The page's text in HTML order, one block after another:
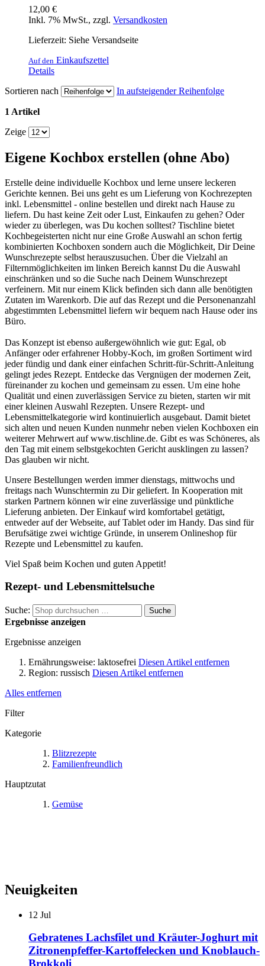
12,00 €
Inkl. 7% MwSt., zzgl. Versandkosten
Lieferzeit: Siehe Versandseite
Auf den Einkaufszettel
Details
Sortieren nach
In aufsteigender Reihenfolge
1 Artikel
Zeige
Eigene Kochbox erstellen (ohne Abo)
Erstelle deine individuelle Kochbox und lerne unsere leckeren
Gerichte kennen. Bei uns geht es um Lieferung von Kochrezepten
inkl. Lebensmittel - online bestellen und direkt nach Hause zu
liefern. Du hast keine Zeit oder Lust, Einkaufen zu gehen? Oder
wieder zu überlegen, was Du kochen solltest? Tischline bietet
Kochbegeisterten nicht nur eine Große Auswahl an schon fertig
kombinierten Kochboxen sondern auch die Möglichkeit, Dir Deine
Wunschrezepte selbst herauszusuchen. Über die Vielzahl an
Filternmöglichkeiten im linken Bereich kannst Du die Auswahl
einschränken und so die Suche nach Deinem Wunschrezept
verfeinern. Mit nur einem Klick befinden sich dann alle benötigten
Zutaten im Warenkorb. Die auf das Rezept und die Personenanzahl
abgestimmten Lebensmittel liefern wir bequem nach Hause oder ins
Büro.
Das Konzept ist ebenso außergewöhnlich wie gut: Egal, ob
Anfänger oder erfahrener Hobby-Koch, im großen Sortiment wird
jeder fündig und dank einer einfachen Schritt-für-Schritt-Anleitung
gelingt jedes Rezept. Entdecke das Vergnügen der modernen Zeit,
füreinander zu kochen und gemeinsam zu essen. Um eine hohe
Qualität und einen zuverlässigen Service zu bieten, starten wir mit
einer kleinen Auswahl Rezepten. Unsere Rezept- und
Lebensmittelkategorie wird kontinuierlich ausgebaut. Damit bietet
sich alten und neuen Kunden nunmehr neben vielen Kochboxen ein
weiterer Mehrwert auf www.tischline.de. Gibt es was Schöneres, als
den Tag mit einem selbstgekochten Gericht ausklingen zu lassen?
Das glauben wir nicht.
Unsere Bestellungen werden immer dienstags, mittwochs und
freitags nach Wunschtermin zu Dir geliefert. In Kooperation mit
starken Partnern können wir eine zuverlässige und pünktliche
Lieferung anbieten. Der Einkauf wird komfortabel getätigt,
entweder auf der Webseite, auf Tablet oder im Handy. Das sind für
Berufsätige zwei wichtige Gründe, in unserem Onlineshop für
Rezepte und Lebensmittel zu kaufen.
Viel Spaß beim Kochen und guten Appetit!
Rezept- und Lebensmittelsuche
Suche: Suche
Ergebnisse anzeigen
Ergebnisse anzeigen
Ernährungsweise: laktosefrei Diesen Artikel entfernen
Region: russisch Diesen Artikel entfernen
Alles entfernen
Filter
Kategorie
Blitzrezepte
Familienfreundlich
Hauptzutat
Gemüse
Neuigkeiten
12 Jul
Gebratenes Lachsfilet und Kräuter-Joghurt mit
Zitronenpfeffer-Kartoffelecken und Knoblauch-